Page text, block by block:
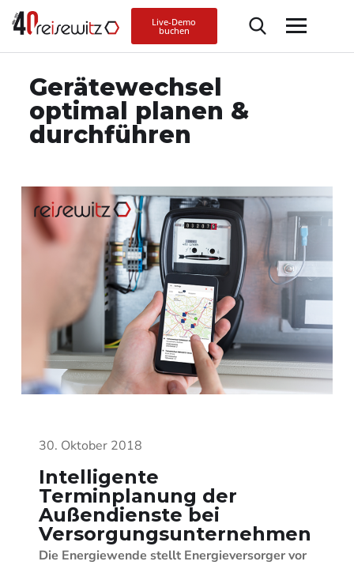
Live-Demo
buchen
Gerätewechsel
optimal planen &
durchführen
30. Oktober 2018
Intelligente
Terminplanung der
Außendienste bei
Versorgungsunternehmen
Die Energiewende stellt Energieversorger vor